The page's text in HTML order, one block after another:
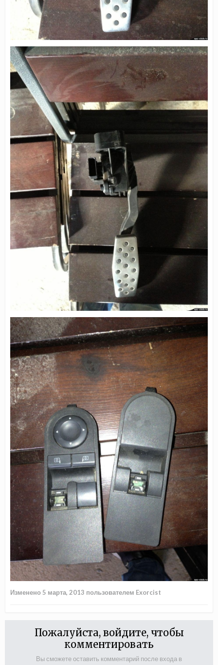
Изменено5 марта, 2013 пользователем Exorcist
Пожалуйста, войдите, чтобы
комментировать
Вы сможете оставить комментарий после входа в